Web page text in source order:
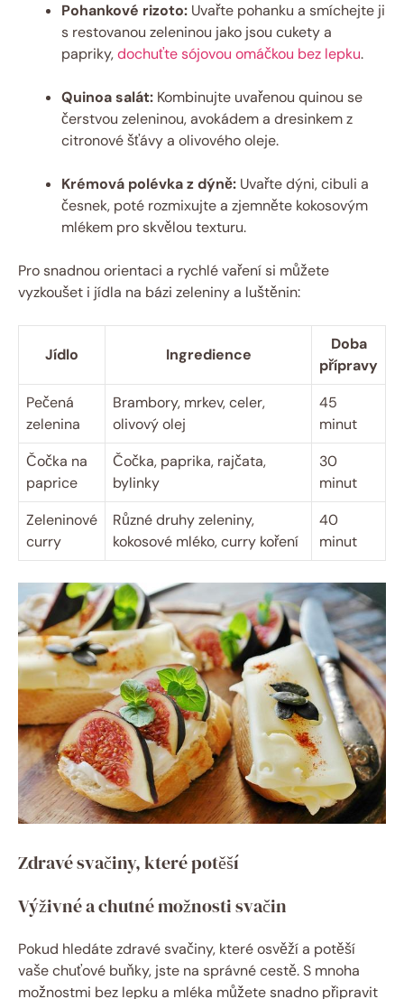
Pohankové rizoto: Uvařte pohanku a smíchejte ji
s restovanou zeleninou jako jsou cukety a
papriky,dochuťte sójovou omáčkou bez lepku.
Quinoa salát: Kombinujte uvařenou quinou se
čerstvou zeleninou, avokádem a dresinkem z
citronové šťávy a olivového oleje.
Krémová polévka z dýně: Uvařte dýni, cibuli a
česnek, poté rozmixujte a zjemněte kokosovým
mlékem pro skvělou texturu.
Pro snadnou orientaci a rychlé vaření si můžete
vyzkoušet i jídla na bázi zeleniny a luštěnin:
Jídlo Ingredience
Doba
přípravy
Pečená
zelenina
Brambory, mrkev, celer,
olivový olej
45
minut
Čočka na
paprice
Čočka, paprika, rajčata,
bylinky
30
minut
Zeleninové
curry
Různé druhy zeleniny,
kokosové mléko, curry koření
40
minut
Zdravé svačiny, které potěší
Výživné a chutné možnosti svačin
Pokud hledáte zdravé svačiny, které osvěží a potěší
vaše chuťové buňky, jste na správné cestě. S mnoha
možnostmi bez lepku a mléka můžete snadno připravit